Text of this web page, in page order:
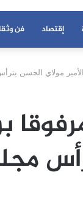
إقتصاد فن
مولاي الحسن